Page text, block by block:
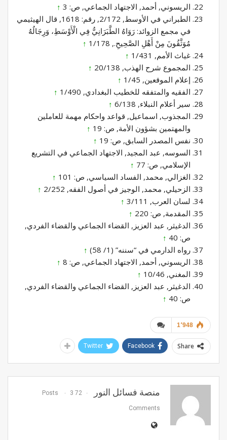
الريسوني, أحمد, الاجتهاد الجماعي, ص: 3
↑
الطبراني في الأوسط, 2/172, رقم: 1618, قال الهيثيمي
في مجمع الزوائد: رَوَاهُ الطَّبَرَانِيُّ فِي الْأَوْسَطِ، وَرِجَالُهُ
مُوَثَّقُونَ مِنْ أَهْلِ الصَّحِيحِ., 1/178
↑
غياث الأمم, 1/431
↑
المجموع شرح الهذب, 20/138
↑
إعلام الموقعين, 1/45
↑
الفقيه والمتفقه للخطيب البغدادي, 1/490
↑
سير أعلام النبلاء, 6/138
↑
المجذوب, اسماعيل, قواعد واحكام مهمة للعاملين
والمهتمين بشؤون الأمة, ص: 19
↑
نفس المصدر السابق, ص: 19
↑
السوسه, عبد المجيد, الاجتهاد الجماعي في التشريع
الإسلامي, ص: 77
↑
الغزالي, محمد, الفساد السياسي, ص: 101
↑
الزحيلي, محمد, الوجيز في أصول الفقه, 2/252
↑
لسان العرب, 3/111
↑
المقدمة, ص: 220
↑
الدغيثر, عبد العزيز, القضاء الجماعي والقضاء الفردي,
ص: 40
↑
رواه الدارمي في “سننه” (1/ 58)
↑
الريسوني, أحمد, الاجتهاد الجماعي, ص: 8
↑
المغني, 10/46
↑
الدغيثر, عبد العزيز, القضاء الجماعي والقضاء الفردي,
ص: 40
↑
1٬948
Share
Facebook
Twitter
منصة فسائل النور 72 Posts
3
Comments